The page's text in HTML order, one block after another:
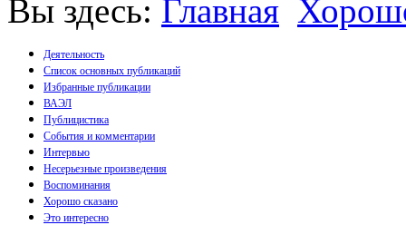
Вы здесь: Главная
Деятельность
Список основных публикаций
Монографии
Брошюры
Статьи
Избранные публикации
ВАЭЛ
Публицистика
События и комментарии
Интервью
Несерьезные произведения
Воспоминания
Хорошо сказано
Это интересно